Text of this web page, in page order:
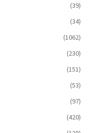
(39)
(34)
(1062)
(230)
(151)
(53)
(97)
(420)